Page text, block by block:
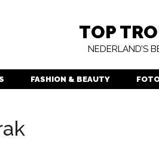
TOP
NEDERLAND’S
FASHION & BEAUTY